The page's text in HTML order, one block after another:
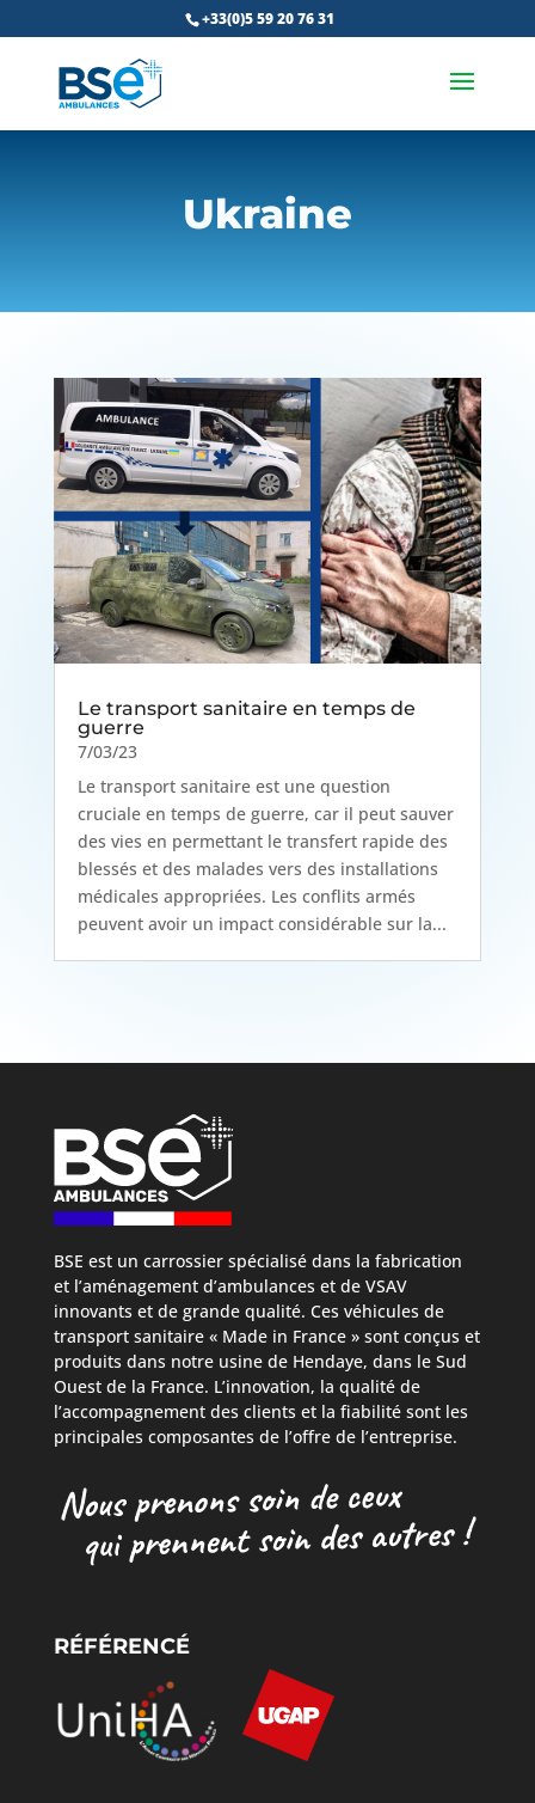
+33(0)5 59 20 76 31
Ukraine
Le transport sanitaire en temps de
guerre
7/03/23
Le transport sanitaire est une question
cruciale en temps de guerre, car il peut sauver
des vies en permettant le transfert rapide des
blessés et des malades vers des installations
médicales appropriées. Les conflits armés
peuvent avoir un impact considérable sur la...
BSE est un carrossier spécialisé dans la fabrication
et l’aménagement d’ambulances et de VSAV
innovants et de grande qualité. Ces véhicules de
transport sanitaire « Made in France » sont conçus et
produits dans notre usine de Hendaye, dans le Sud
Ouest de la France. L’innovation, la qualité de
l’accompagnement des clients et la fiabilité sont les
principales composantes de l’offre de l’entreprise.
RÉFÉRENCÉ